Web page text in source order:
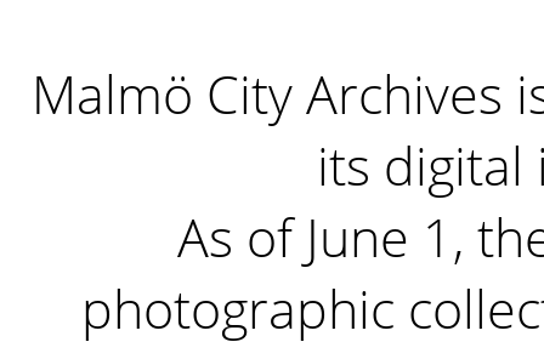
Malmö City Archives
its digital
As of June 1,
photographic